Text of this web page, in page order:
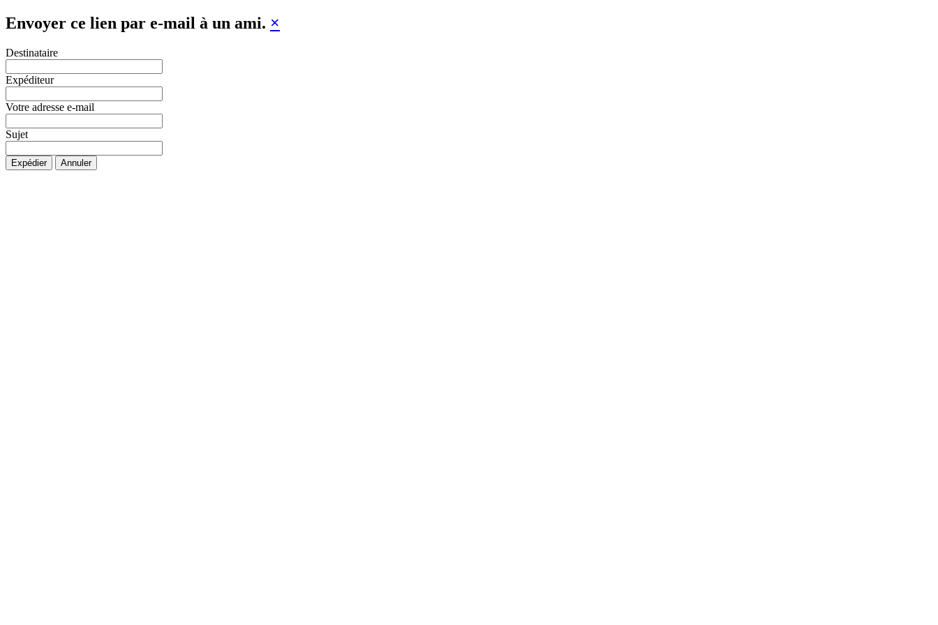
Envoyer ce lien par e-mail à un ami. ×
Destinataire
Expéditeur
Votre adresse e-mail
Sujet
Expédier Annuler